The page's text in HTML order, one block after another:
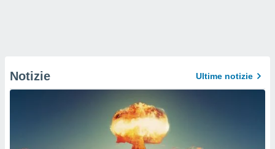
Notizie Ultime notizie